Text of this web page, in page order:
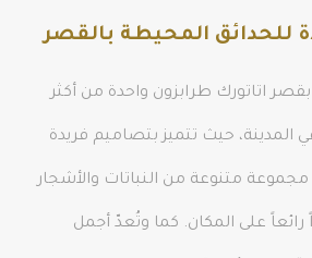
للحدائق المحيطة بالقصر
اتاتورك طرابزون واحدة من أكثر
المدينة، حيث تتميز بتصاميم فريدة
متنوعة من النباتات والأشجار
رائعاً على المكان. كما وتُعدّ أجمل